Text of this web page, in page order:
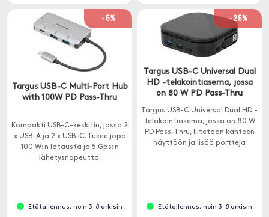
-5%
Targus USB-C Multi-Port Hub
with 100W PD Pass-Thru
Kompakti USB-C-keskitin, jossa 2
x USB-A ja 2 x USB-C. Tukee jopa
100 W: n latausta ja 5 Gps: n
lähetysnopeutta.
Etätallennus, noin 3-8 arkisin
-25%
Targus USB-C Universal Dual
HD -telakointiasema, jossa
on 80 W PD Pass-Thru
Targus USB-C Universal Dual HD -
telakointiasema, jossa on 80 W
PD Pass-Thru, liitetään kahteen
näyttöön ja lisää portteja
Etätallennus, noin 3-8 arkisin